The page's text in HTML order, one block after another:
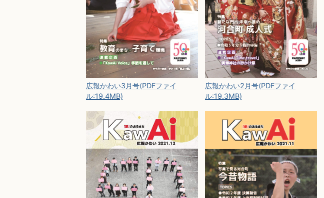
広報かわい3月号(PDFファイ
ル:19.4MB)
広報かわい2月号(PDFファイ
ル:19.3MB)